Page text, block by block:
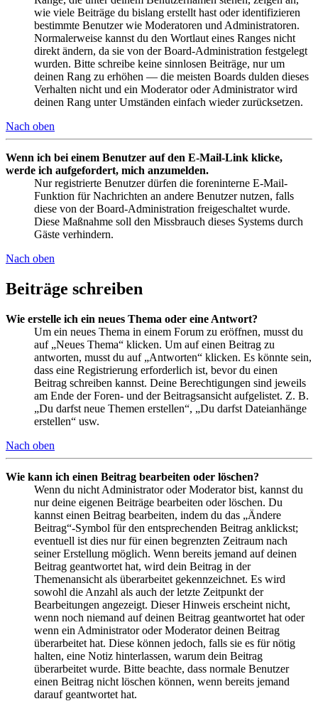
wie viele Beiträge du bislang erstellt hast oder identifizieren
bestimmte Benutzer wie Moderatoren und Administratoren.
Normalerweise kannst du den Wortlaut eines Ranges nicht
direkt ändern, da sie von der Board-Administration festgelegt
wurden. Bitte schreibe keine sinnlosen Beiträge, nur um
deinen Rang zu erhöhen — die meisten Boards dulden dieses
Verhalten nicht und ein Moderator oder Administrator wird
deinen Rang unter Umständen einfach wieder zurücksetzen.
Nach oben
Wenn ich bei einem Benutzer auf den E-Mail-Link klicke,
werde ich aufgefordert, mich anzumelden.
Nur registrierte Benutzer dürfen die foreninterne E-Mail-
Funktion für Nachrichten an andere Benutzer nutzen, falls
diese von der Board-Administration freigeschaltet wurde.
Diese Maßnahme soll den Missbrauch dieses Systems durch
Gäste verhindern.
Nach oben
Beiträge schreiben
Wie erstelle ich ein neues Thema oder eine Antwort?
Um ein neues Thema in einem Forum zu eröffnen, musst du
auf „Neues Thema“ klicken. Um auf einen Beitrag zu
antworten, musst du auf „Antworten“ klicken. Es könnte sein,
dass eine Registrierung erforderlich ist, bevor du einen
Beitrag schreiben kannst. Deine Berechtigungen sind jeweils
am Ende der Foren- und der Beitragsansicht aufgelistet. Z. B.
„Du darfst neue Themen erstellen“, „Du darfst Dateianhänge
erstellen“ usw.
Nach oben
Wie kann ich einen Beitrag bearbeiten oder löschen?
Wenn du nicht Administrator oder Moderator bist, kannst du
nur deine eigenen Beiträge bearbeiten oder löschen. Du
kannst einen Beitrag bearbeiten, indem du das „Ändere
Beitrag“-Symbol für den entsprechenden Beitrag anklickst;
eventuell ist dies nur für einen begrenzten Zeitraum nach
seiner Erstellung möglich. Wenn bereits jemand auf deinen
Beitrag geantwortet hat, wird dein Beitrag in der
Themenansicht als überarbeitet gekennzeichnet. Es wird
sowohl die Anzahl als auch der letzte Zeitpunkt der
Bearbeitungen angezeigt. Dieser Hinweis erscheint nicht,
wenn noch niemand auf deinen Beitrag geantwortet hat oder
wenn ein Administrator oder Moderator deinen Beitrag
überarbeitet hat. Diese können jedoch, falls sie es für nötig
halten, eine Notiz hinterlassen, warum dein Beitrag
überarbeitet wurde. Bitte beachte, dass normale Benutzer
einen Beitrag nicht löschen können, wenn bereits jemand
darauf geantwortet hat.